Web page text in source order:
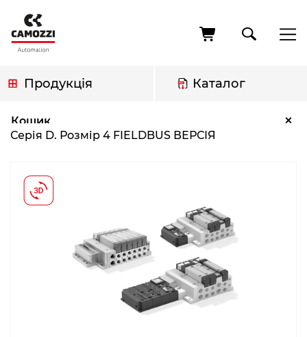
основного
вмісту
Продукція Каталог
Кошик ×
навіґації
Серія D. Розмір 4 FIELDBUS ВЕРСІЯ